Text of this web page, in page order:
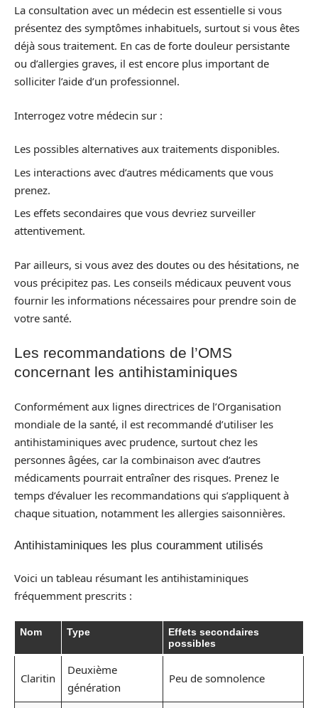
La consultation avec un médecin est essentielle si vous
présentez des symptômes inhabituels, surtout si vous êtes
déjà sous traitement. En cas de forte douleur persistante
ou d’allergies graves, il est encore plus important de
solliciter l’aide d’un professionnel.
Interrogez votre médecin sur :
Les possibles alternatives aux traitements disponibles.
Les interactions avec d’autres médicaments que vous
prenez.
Les effets secondaires que vous devriez surveiller
attentivement.
Par ailleurs, si vous avez des doutes ou des hésitations, ne
vous précipitez pas. Les conseils médicaux peuvent vous
fournir les informations nécessaires pour prendre soin de
votre santé.
Les recommandations de l’OMS
concernant les antihistaminiques
Conformément aux lignes directrices de l’Organisation
mondiale de la santé, il est recommandé d’utiliser les
antihistaminiques avec prudence, surtout chez les
personnes âgées, car la combinaison avec d’autres
médicaments pourrait entraîner des risques. Prenez le
temps d’évaluer les recommandations qui s’appliquent à
chaque situation, notamment les allergies saisonnières.
Antihistaminiques les plus couramment utilisés
Voici un tableau résumant les antihistaminiques
fréquemment prescrits :
Nom Type
Effets secondaires
possibles
Claritin
Deuxième
génération
Peu de somnolence